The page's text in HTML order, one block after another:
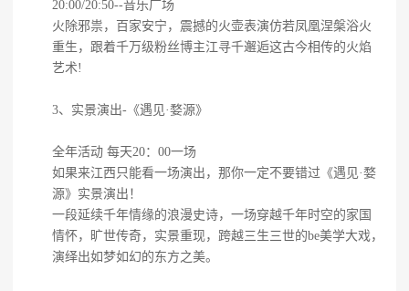
20:00/20:50--音乐广场
火除邪祟，百家安宁，震撼的火壶表演仿若凤凰涅槃浴火
重生，跟着千万级粉丝博主江寻千邂逅这古今相传的火焰
艺术!
3、实景演出-《遇见·婺源》
全年活动 每天20：00一场
如果来江西只能看一场演出，那你一定不要错过《遇见·婺
源》实景演出！
一段延续千年情缘的浪漫史诗，一场穿越千年时空的家国
情怀，旷世传奇，实景重现，跨越三生三世的be美学大戏，
演绎出如梦如幻的东方之美。